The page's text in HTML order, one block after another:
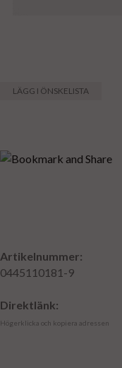
LÄGG I ÖNSKELISTA
Artikelnummer:
0445110181-9
Direktlänk:
Högerklicka och kopiera adressen